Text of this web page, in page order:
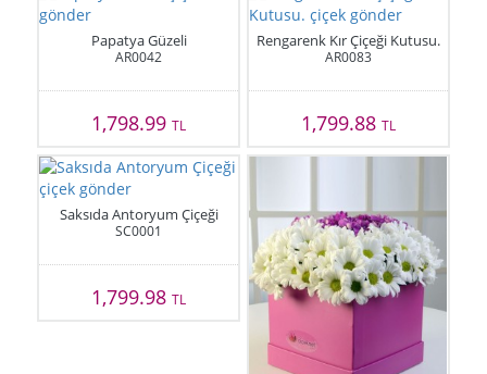
Papatya Güzeli
AR0042
1,798.99TL
Rengarenk Kır Çiçeği Kutusu.
AR0083
1,799.88 TL
Saksıda Antoryum Çiçeği
SC0001
1,799.98TL